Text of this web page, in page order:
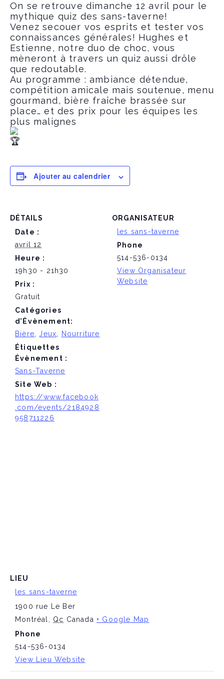
On se retrouve dimanche 12 avril pour le
mythique quiz des sans-taverne!
Venez secouer vos esprits et tester vos
connaissances générales! Hughes et
Estienne, notre duo de choc, vous
mèneront à travers un quiz aussi drôle
que redoutable.
Au programme : ambiance détendue,
compétition amicale mais soutenue, menu
gourmand, bière fraîche brassée sur
place… et des prix pour les équipes les
plus malignes
Ajouter au calendrier
DÉTAILS
Date :
avril 12
Heure :
19h30 - 21h30
Prix :
Gratuit
Catégories
d’Évènement:
Bière,Jeux,
Nourriture
Étiquettes
Évènement :
Sans-Taverne
Site Web :
https://www.facebook
.com/events/2184928
958711226
ORGANISATEUR
les sans-taverne
Phone
514-536-0134
View Organisateur
Website
LIEU
les sans-taverne
1900 rue Le Ber
Montréal, Qc Canada + Google Map
Phone
514-536-0134
View Lieu Website